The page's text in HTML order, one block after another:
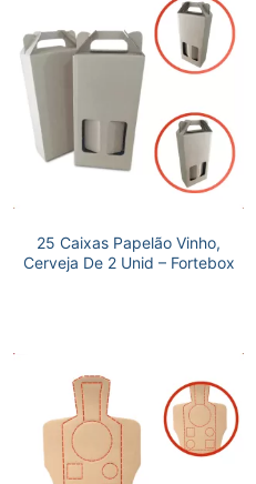
25 Caixas Papelão Vinho,
Cerveja De 2 Unid – Fortebox